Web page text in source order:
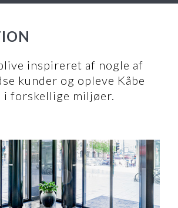
inspireret af nogle af
kunder og opleve Kåbe
i forskellige miljøer.